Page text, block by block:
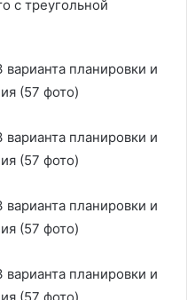
с треугольной